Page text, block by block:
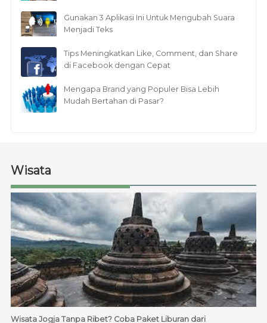
Gunakan 3 Aplikasi Ini Untuk Mengubah Suara
Menjadi Teks
Tips Meningkatkan Like, Comment, dan Share
di Facebook dengan Cepat
Mengapa Brand yang Populer Bisa Lebih
Mudah Bertahan di Pasar?
Wisata
Wisata Jogja Tanpa Ribet? Coba Paket Liburan dari